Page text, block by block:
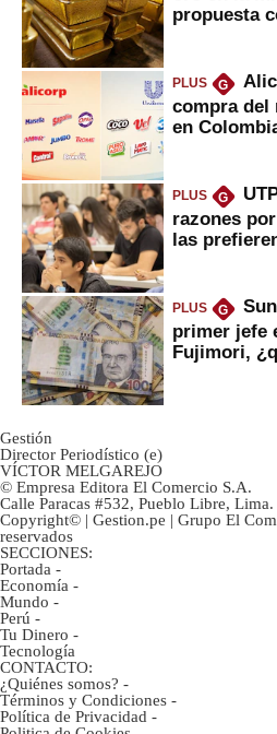
propuesta
PLUS G
compra del
en
PLUS G
razones
las
PLUS G
primer jefe
Fujimori,
Gestión
Director Periodístico (e)
VÍCTOR MELGAREJO
© Empresa Editora El Comercio S.A.
Calle Paracas #532, Pueblo Libre, Lima.
Copyright© | Gestion.pe | Grupo El
reservados
SECCIONES:
Portada -
Economía -
Mundo -
Perú -
Tu Dinero -
Tecnología
CONTACTO:
¿Quiénes somos? -
Términos y Condiciones -
Política de Privacidad -